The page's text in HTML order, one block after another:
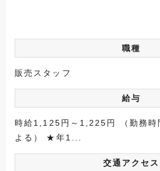
職種
販売スタッフ
給与
時給1,125円～1,225円 （勤務時
よる） ★年1...
交通アクセス